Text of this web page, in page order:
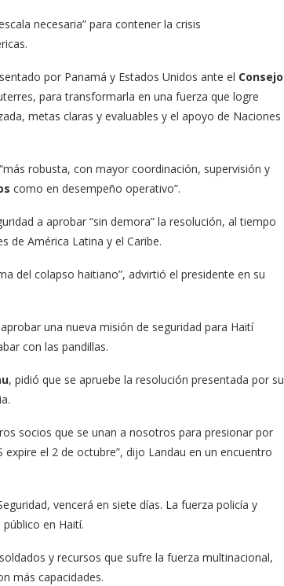
necesaria” para contener la crisis
por Panamá y Estados Unidos ante el Consejo
para transformarla en una fuerza que logre
metas claras y evaluables y el apoyo de Naciones
robusta, con mayor coordinación, supervisión y
como en desempeño operativo”.
a aprobar “sin demora” la resolución, al tiempo
de América Latina y el Caribe.
del colapso haitiano”, advirtió el presidente en su
una nueva misión de seguridad para Haití
con las pandillas.
, pidió que se apruebe la resolución presentada por su
socios que se unan a nosotros para presionar por
el 2 de octubre”, dijo Landau en un encuentro
vencerá en siete días. La fuerza policía y
en Haití.
y recursos que sufre la fuerza multinacional,
más capacidades.